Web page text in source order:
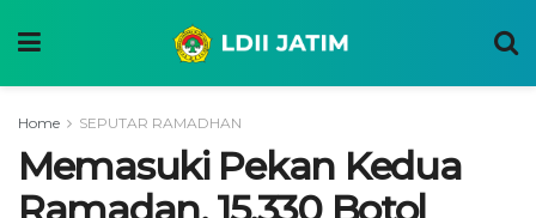
Home SEPUTAR RAMADHAN
Memasuki Pekan Kedua